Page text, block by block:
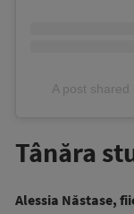
A post shared
Tânăra
Alessia Năstase,